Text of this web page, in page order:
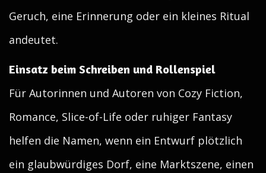
Geruch, eine Erinnerung oder ein kleines Ritual
andeutet.
Einsatz beim Schreiben und Rollenspiel
Für Autorinnen und Autoren von Cozy Fiction,
Romance, Slice-of-Life oder ruhiger Fantasy
helfen die Namen, wenn ein Entwurf plötzlich
ein glaubwürdiges Dorf, eine Marktszene, einen